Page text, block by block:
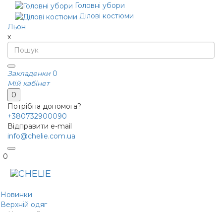
Головні убори
Ділові костюми
Льон
x
Закладенки 0
Мій кабінет
0
Потрібна допомога?
+380732900090
Відправити e-mail
info@chelie.com.ua
0
Новинки
Верхній одяг